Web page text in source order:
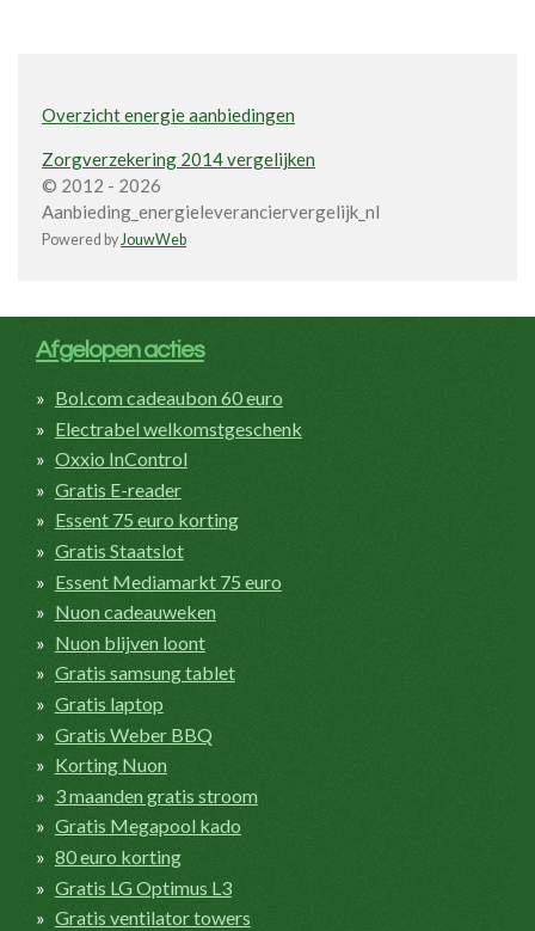
Overzicht energie aanbiedingen
Zorgverzekering 2014 vergelijken
© 2012 - 2026
Aanbieding_energieleveranciervergelijk_nl
Powered byJouwWeb
Afgelopen acties
Bol.com cadeaubon 60 euro
Electrabel welkomstgeschenk
Oxxio InControl
Gratis E-reader
Essent 75 euro korting
Gratis Staatslot
Essent Mediamarkt 75 euro
Nuon cadeauweken
Nuon blijven loont
Gratis samsung tablet
Gratis laptop
Gratis Weber BBQ
Korting Nuon
3 maanden gratis stroom
Gratis Megapool kado
80 euro korting
Gratis LG Optimus L3
Gratis ventilator towers